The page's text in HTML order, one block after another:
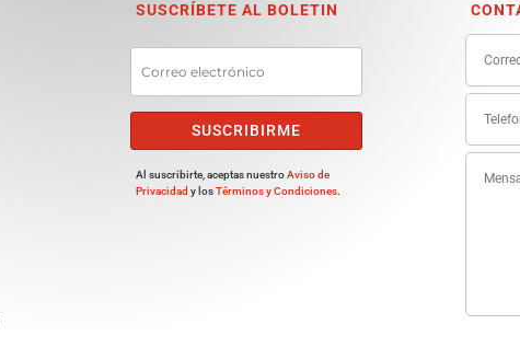
SUSCRÍBETE AL BOLETIN
SUSCRIBIRME
Al suscribirte, aceptas nuestroAviso de
Privacidad y losTérminos y Condiciones.